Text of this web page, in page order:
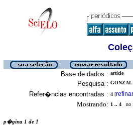
Base de dados : article
Pesquisa :
Refer�ncias encontradas : 4 [refinar
Mostrando: 1 .. 4 no
p�gina 1 de 1